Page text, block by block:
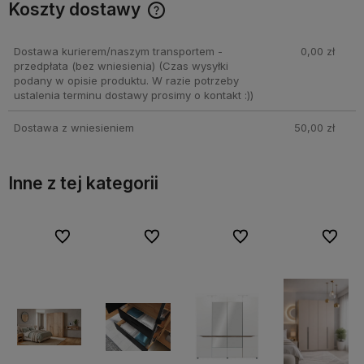
Koszty dostawy
Dostawa kurierem/naszym transportem -
przedpłata (bez wniesienia) (Czas wysyłki
podany w opisie produktu. W razie potrzeby
ustalenia terminu dostawy prosimy o kontakt :))
0,00 zł
Dostawa z wniesieniem 50,00 zł
Inne z tej kategorii
Do ulubionych
Do ulubionych Do ulubionych
Do ulubionych Do ulubionych
Do ulubionych Do
Do